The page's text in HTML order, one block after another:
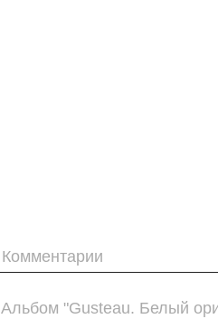
Комментарии
Альбом "Gusteau. Белый